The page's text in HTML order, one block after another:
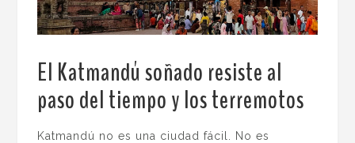
El Katmandú soñado resiste al
paso del tiempo y los terremotos
Katmandú no es una ciudad fácil. No es